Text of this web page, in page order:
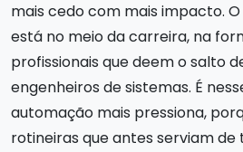
mais cedo com mais impacto.
está no meio da carreira, na
profissionais que deem o salto
engenheiros de sistemas. É
automação mais pressiona,
rotineiras que antes serviam